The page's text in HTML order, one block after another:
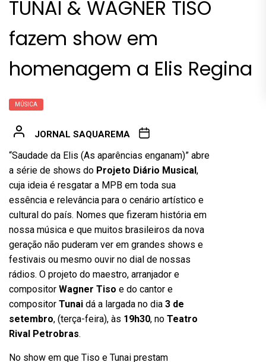
TUNAI & WAGNER TISO
fazem show em
homenagem a Elis Regina
MÚSICA
JORNAL SAQUAREMA
“Saudade da Elis (As aparências enganam)” abre
a série de shows do Projeto Diário Musical,
cuja ideia é resgatar a MPB em toda sua
essência e relevância para o cenário artístico e
cultural do país. Nomes que fizeram história em
nossa música e que muitos brasileiros da nova
geração não puderam ver em grandes shows e
festivais ou mesmo ouvir no dial de nossas
rádios. O projeto do maestro, arranjador e
compositor Wagner Tiso e do cantor e
compositor Tunai dá a largada no dia 3 de
setembro, (terça-feira), às 19h30, no Teatro
Rival Petrobras.
No show em que Tiso e Tunai prestam